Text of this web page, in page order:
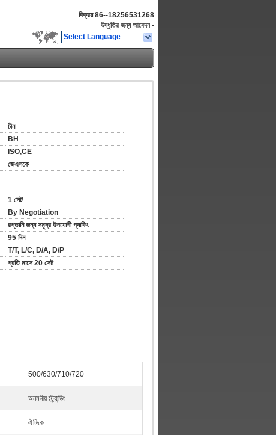
বিক্রয়86--18256531268
উদ্ধৃতির জন্য আবেদন -
Select Language
চীন
BH
ISO,CE
জেএলকে
1 সেট
By Negotiation
রপ্তানি জন্য সমুদ্র উপযোগী প্যাকিং
95 দিন
T/T, L/C, D/A, D/P
প্রতি মাসে 20 সেট
500/630/710/720
অনমনীয় স্ট্র্যান্ডিং
ঐচ্ছিক